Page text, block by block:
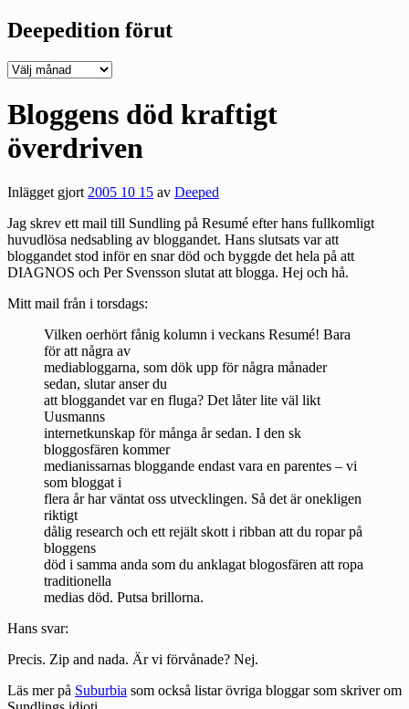
Deepedition förut
Deepedition
Bloggens död kraftigt
överdriven
Inlägget gjort2005 10 15 av Deeped
Jag skrev ett mail till Sundling på Resumé efter hans fullkomligt
huvudlösa nedsabling av bloggandet. Hans slutsats var att
bloggandet stod inför en snar död och byggde det hela på att
DIAGNOS och Per Svensson slutat att blogga. Hej och hå.
Mitt mail från i torsdags:
Vilken oerhört fånig kolumn i veckans Resumé! Bara
för att några av
mediabloggarna, som dök upp för några månader
sedan, slutar anser du
att bloggandet var en fluga? Det låter lite väl likt
Uusmanns
internetkunskap för många år sedan. I den sk
bloggosfären kommer
medianissarnas bloggande endast vara en parentes – vi
som bloggat i
flera år har väntat oss utvecklingen. Så det är onekligen
riktigt
dålig research och ett rejält skott i ribban att du ropar på
bloggens
död i samma anda som du anklagat blogosfären att ropa
traditionella
medias död. Putsa brillorna.
Hans svar:
Precis. Zip and nada. Är vi förvånade? Nej.
Läs mer på Suburbia som också listar övriga bloggar som skriver om